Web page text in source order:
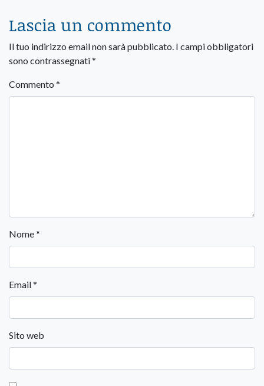
Lascia un commento
Il tuo indirizzo email non sarà pubblicato. I campi obbligatori
sono contrassegnati*
Commento *
Nome*
Email*
Sito web